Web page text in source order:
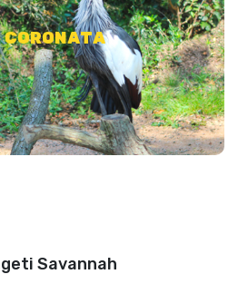
CORONATAnell’habitat del Serengeti
Savannah